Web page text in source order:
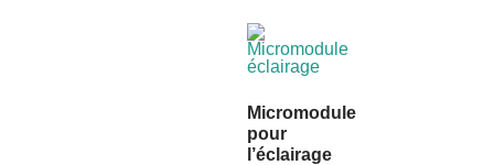
Micromodule
pour
l’éclairage